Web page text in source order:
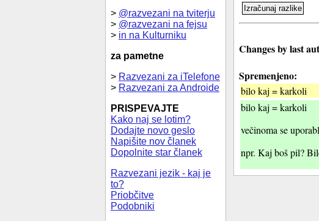
> @razvezani na tviterju
> @razvezani na fejsu
> in na Kulturniku
za pametne
> Razvezani za iTelefone
> Razvezani za Androide
PRISPEVAJTE
Kako naj se lotim?
Dodajte novo geslo
Napišite nov članek
Dopolnite star članek
Razvezani jezik - kaj je
to?
Priobčitve
Podobniki
Changes by last
Spremenjeno:
bilo kaj = karkoli
bilo kaj = karkoli
večinoma se
npr. Kaj boš pil?